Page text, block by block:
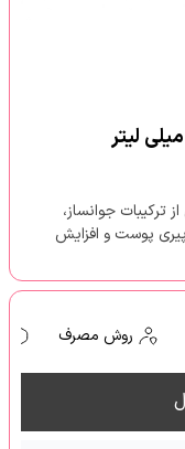
جوانساز،
پوست و افزایش
روش مصرف